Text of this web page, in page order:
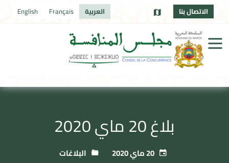
الاتصال بنا العربية Français
English
بلاغ 20 ماي 2020
20 ماي 2020 البلاغات